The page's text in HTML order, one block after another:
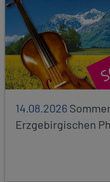
14.08.2026
Erzgebirgischen